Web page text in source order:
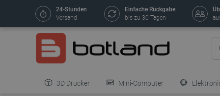
24-Stunden
Versand
Einfache Rückgabe
bis zu 30 Tagen
3D Drucker Mini-Computer